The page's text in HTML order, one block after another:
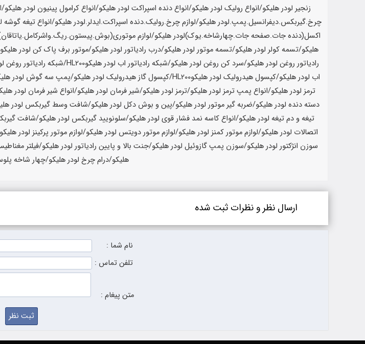
ارسال نظر و نظرات ثبت شده
نام شما :
تلفن تماس :
متن پیغام :